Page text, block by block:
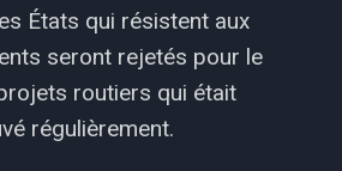
États qui résistent aux
seront rejetés pour le
routiers qui était
régulièrement.